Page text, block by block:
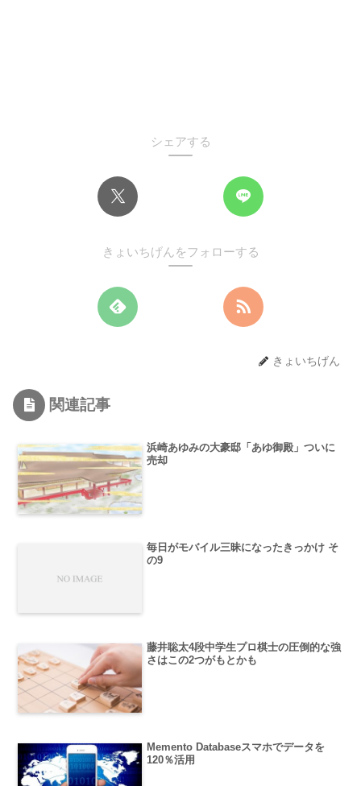
シェアする
きょいちげんをフォローする
きょいちげん
関連記事
浜崎あゆみの大豪邸「あゆ御殿」ついに
売却
毎日がモバイル三昧になったきっかけ そ
の9
藤井聡太4段中学生プロ棋士の圧倒的な強
さはこの2つがもとかも
Memento Databaseスマホでデータを
120％活用